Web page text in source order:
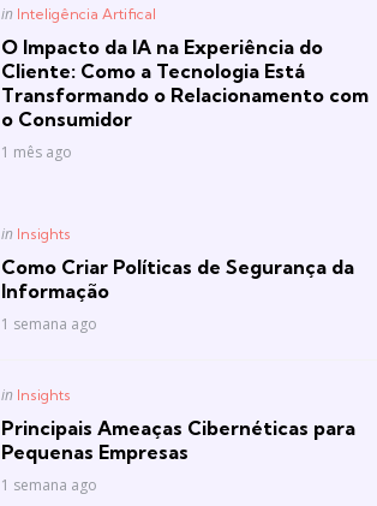
Posted
in Inteligência Artifical
O Impacto da IA na Experiência do
Cliente: Como a Tecnologia Está
Transformando o Relacionamento com
o Consumidor
1 mês ago
Posted
in Insights
Como Criar Políticas de Segurança da
Informação
1 semana ago
Posted
in Insights
Principais Ameaças Cibernéticas para
Pequenas Empresas
1 semana ago